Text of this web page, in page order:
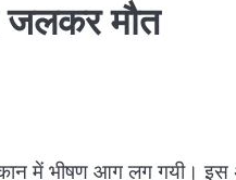
जलकर मौत
में भीषण आग लग गयी। इस